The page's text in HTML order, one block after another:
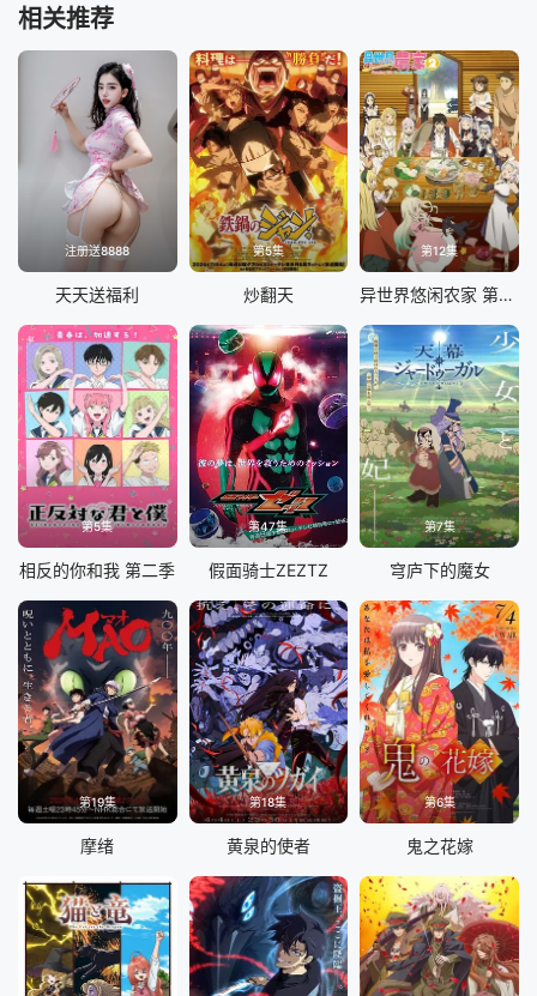
相关推荐
注册送8888
天天送福利
第5集
炒翻天
第12集
异世界悠闲农家 第二季
第5集
相反的你和我 第二季
第47集
假面骑士ZEZTZ
第7集
穹庐下的魔女
第19集
摩绪
第18集
黄泉的使者
第6集
鬼之花嫁